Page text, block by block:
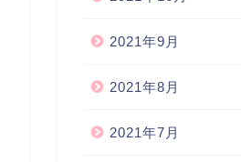
2021年9月
2021年8月
2021年7月